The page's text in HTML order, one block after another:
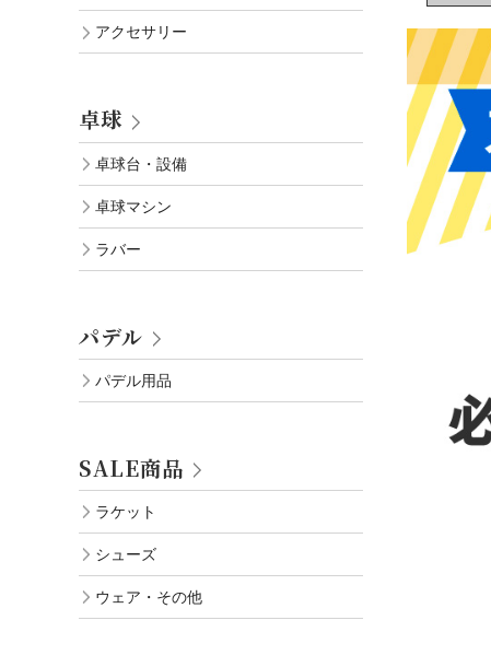
アクセサリー
卓球
卓球台・設備
卓球マシン
ラバー
パデル
パデル用品
SALE商品
ラケット
シューズ
ウェア・その他